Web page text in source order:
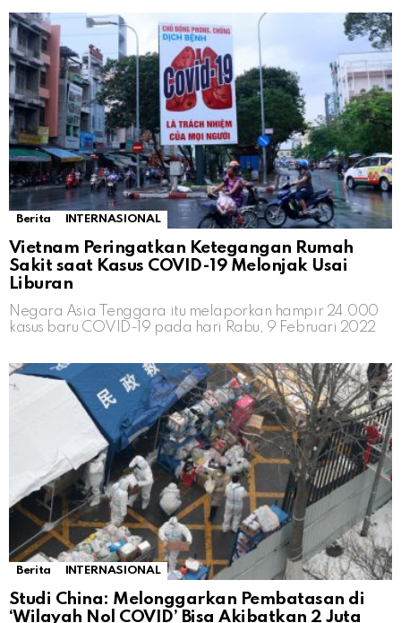
Berita INTERNASIONAL
Vietnam Peringatkan Ketegangan Rumah
Sakit saat Kasus COVID-19 Melonjak Usai
Liburan
Negara Asia Tenggara itu melaporkan hampir 24.000
kasus baru COVID-19 pada hari Rabu, 9 Februari 2022
Berita INTERNASIONAL
Studi China: Melonggarkan Pembatasan di
‘Wilayah Nol COVID’ Bisa Akibatkan 2 Juta